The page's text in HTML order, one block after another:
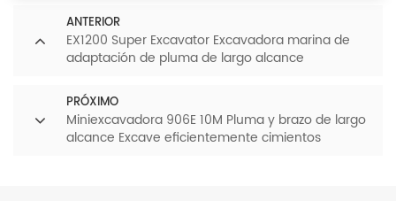
ANTERIOR
EX1200 Super Excavator Excavadora marina de
adaptación de pluma de largo alcance
PRÓXIMO
Miniexcavadora 906E 10M Pluma y brazo de largo
alcance Excave eficientemente cimientos